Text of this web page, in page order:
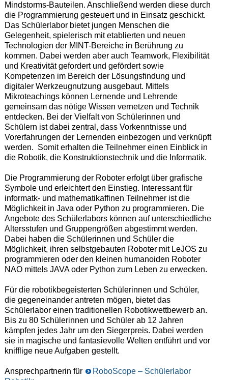
Mindstorms-Bauteilen. Anschließend werden diese durch
die Programmierung gesteuert und in Einsatz geschickt.
Das Schülerlabor bietet jungen Menschen die
Gelegenheit, spielerisch mit etablierten und neuen
Technologien der MINT-Bereiche in Berührung zu
kommen. Dabei werden aber auch Teamwork, Flexibilität
und Kreativität gefordert und gefördert sowie
Kompetenzen im Bereich der Lösungsfindung und
digitaler Werkzeugnutzung ausgebaut. Mittels
Mikroteachings können Lernende und Lehrende
gemeinsam das nötige Wissen vernetzen und Technik
entdecken. Bei der Vielfalt von Schülerinnen und
Schülern ist dabei zentral, dass Vorkenntnisse und
Vorerfahrungen der Lernenden einbezogen und verknüpft
werden. Somit erhalten die Teilnehmer einen Einblick in
die Robotik, die Konstruktionstechnik und die Informatik.
Die Programmierung der Roboter erfolgt über grafische
Symbole und erleichtert den Einstieg. Interessant für
informatk- und mathematikaffinen Teilnehmer ist die
Möglichkeit in Java oder Python zu programmieren. Die
Angebote des Schülerlabors können auf unterschiedliche
Altersstufen und Gruppengrößen abgestimmt werden.
Dabei haben die Schülerinnen und Schüler die
Möglichkeit, ihren selbstgebauten Roboter mit LeJOS zu
programmieren oder den kleinen humanoiden Roboter
NAO mittels JAVA oder Python zum Leben zu erwecken.
Für die robotikbegeisterten Schülerinnen und Schüler,
die gegeneinander antreten mögen, bietet das
Schülerlabor einen traditionellen Robotikwettbewerb an.
Bis zu 80 Schülerinnen und Schüler ab 12 Jahren
kämpfen jedes Jahr um den Siegerpreis. Dabei werden
sie in magische und fantasievolle Welten entführt und vor
knifflige neue Aufgaben gestellt.
Ansprechpartnerin für
RoboScope – Schülerlabor